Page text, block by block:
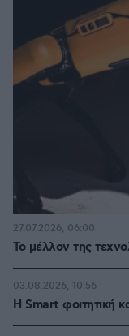
Το μέλλον της
27.07.2026, 06:00
Η Smart φοιτητική
03.08.2026, 10:56